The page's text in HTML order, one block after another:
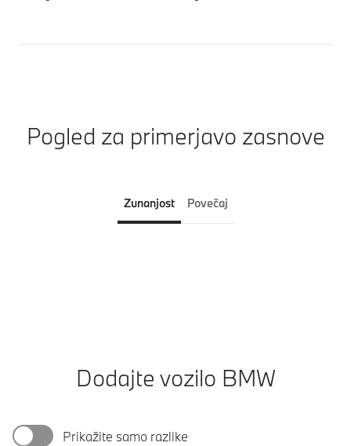
Pogled za primerjavo zasnove
Zunanjost Povečaj
Dodajte vozilo BMW
Prikažite samo razlike